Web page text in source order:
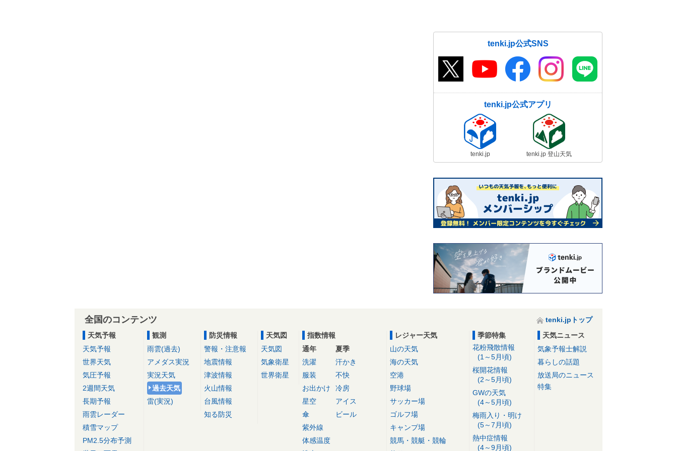
昇 広く晴れて春本番の陽気 花粉
と融雪災害に注意
tenki.jp公式SNS
tenki.jp公式アプリ
tenki.jp tenki.jp 登山天気
全国のコンテンツ
tenki.jpトップ
天気予報
天気予報
世界天気
気圧予報
2週間天気
長期予報
雨雲レーダー
積雪マップ
PM2.5分布予測
観測
雨雲(過去)
アメダス実況
実況天気
過去天気
雷(実況)
防災情報
警報・注意報
地震情報
津波情報
火山情報
台風情報
知る防災
天気図
天気図
気象衛星
世界衛星
指数情報
通年
洗濯
服装
お出かけ
星空
傘
紫外線
体感温度
夏季
汗かき
不快
冷房
アイス
ビール
レジャー天気
山の天気
海の天気
空港
野球場
サッカー場
ゴルフ場
キャンプ場
競馬・競艇・競輪
季節特集
花粉飛散情報
(1～5月頃)
桜開花情報
(2～5月頃)
GWの天気
(4～5月頃)
梅雨入り・明け
(5～7月頃)
熱中症情報
(4～9月頃)
天気ニュース
気象予報士解説
暮らしの話題
放送局のニュース
特集